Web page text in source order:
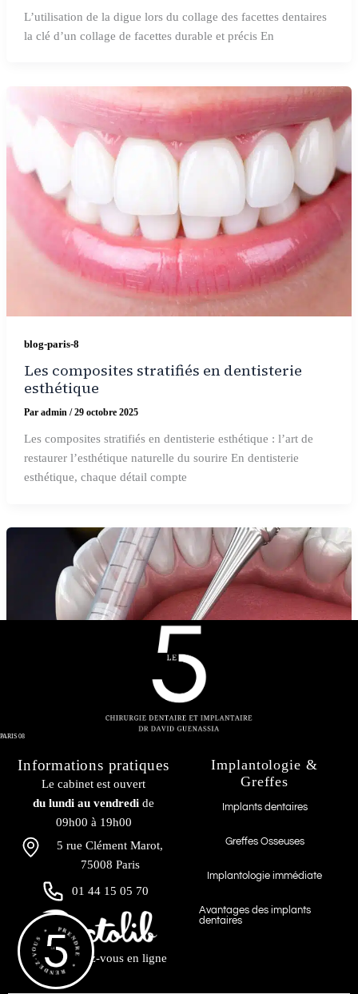
L’utilisation de la digue lors du collage des facettes dentaires
la clé d’un collage de facettes durable et précis En
blog-paris-8
Les composites stratifiés en dentisterie
esthétique
Par admin /29 octobre 2025
Les composites stratifiés en dentisterie esthétique : l’art de
restaurer l’esthétique naturelle du sourire En dentisterie
esthétique, chaque détail compte
blog-paris-8
Chirurgie préimplantaire : préparer le
terrain avant la pose d’implants dentaires
Par
Chirurgie préimplantaire : préparer le terrain avant la pose
d’implants dentaires La pose d’un implant dentaire nécessite
une base osseuse
PARIS 08
Informations pratiques
Le cabinet est ouvert
du lundi au vendredi de
09h00 à 19h00
5 rue Clément Marot,
75008 Paris
01 44 15 05 70
Prendre rendez-vous en ligne
Implantologie &
Greffes
Implants dentaires
Greffes Osseuses
Implantologie immédiate
Avantages des implants
dentaires
PRENDRE * RENDEZ-VOUS *